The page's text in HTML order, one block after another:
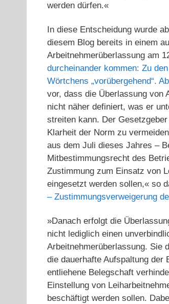
werden dürfen.«
In diese Entscheidung wurde
diesem Blog bereits in einem
Arbeitnehmerüberlassung am
durcheinander kommen: Zu
Wörtchens „vorübergehend“.
vor, dass die Überlassung von
nicht näher definiert, was er
streiten kann. Der
Klarheit der Norm zu
aus dem Juli dieses Jahres –
Mitbestimmungsrecht des
Zustimmung zum Einsatz von
eingesetzt werden sollen,« so
– Zustimmungsverweigerung
»Danach erfolgt die
nicht lediglich einen
Arbeitnehmerüberlassung. Sie
die dauerhafte Aufspaltung der
entliehene Belegschaft
Einstellung von
beschäftigt werden sollen.